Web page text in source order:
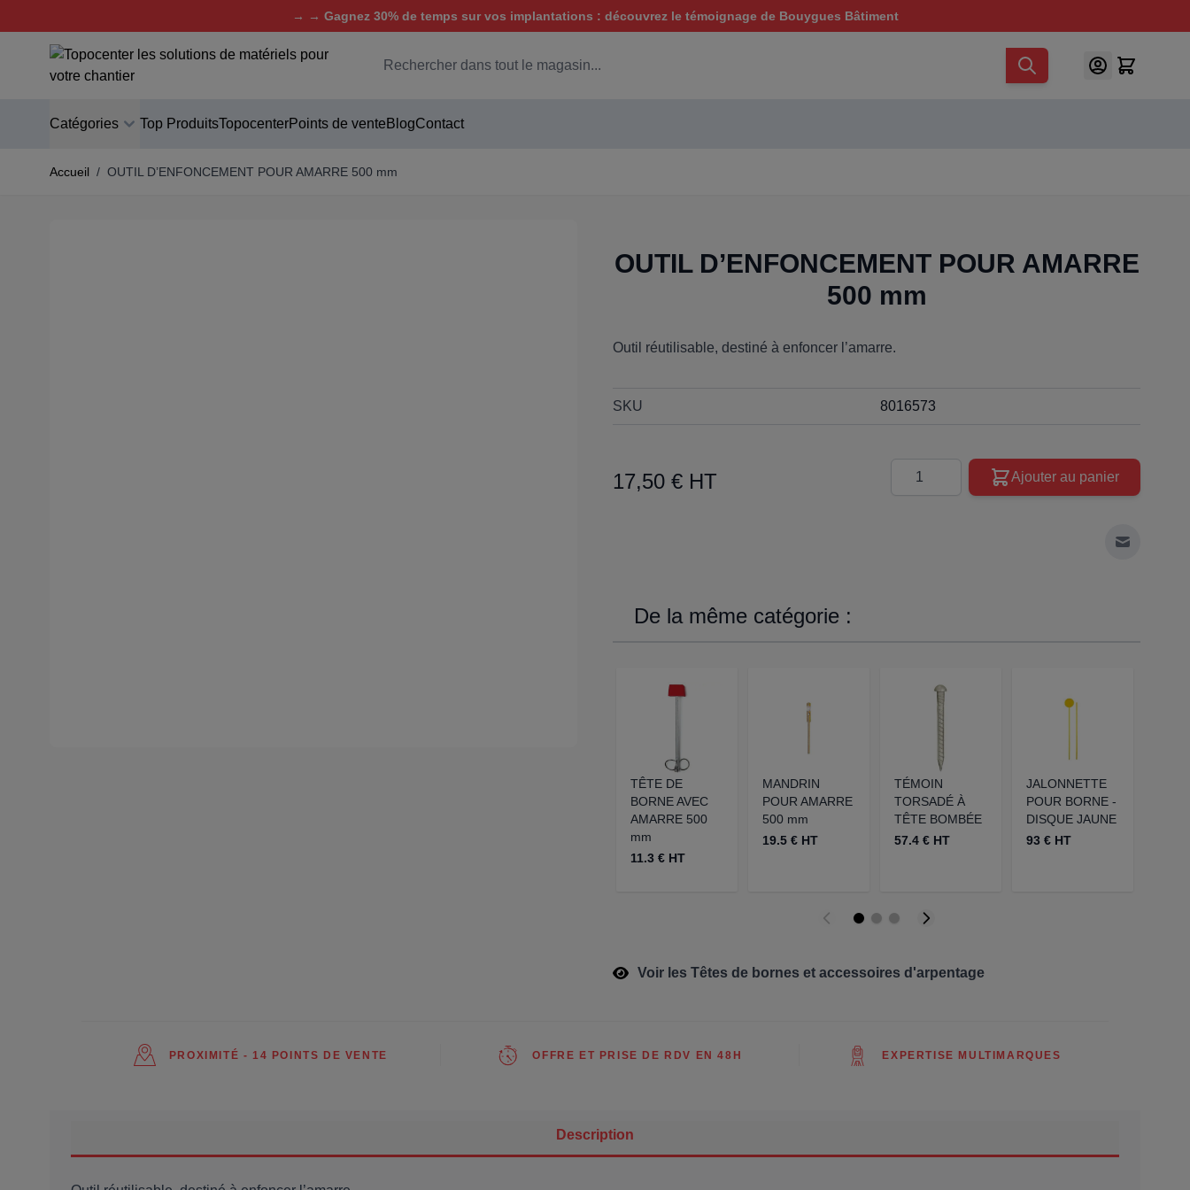
→ → Gagnez 30% de temps sur vos implantations : découvrez le témoignage de Bouygues Bâtiment
Aller au contenu
Chercher
Catégories Top ProduitsTopocenterPoints de vente BlogContact
Accueil / OUTIL D’ENFONCEMENT POUR AMARRE 500 mm
OUTIL D’ENFONCEMENT POUR AMARRE
500 mm
Outil réutilisable, destiné à enfoncer l’amarre.
SKU 8016573
17,50 € HT
Quantité
Ajouter au panier
Envoyer à
De la même catégorie :
TÊTE DE
BORNE AVEC
AMARRE 500
mm
11.3 € HT
MANDRIN
POUR AMARRE
500 mm
19.5 € HT
TÉMOIN
TORSADÉ À
TÊTE BOMBÉE
57.4 € HT
JALONNETTE
POUR BORNE -
DISQUE JAUNE
93 € HT
Voir les Têtes de bornes et accessoires d'arpentage
PROXIMITÉ - 14 POINTS DE VENTE OFFRE ET PRISE DE RDV EN 48H EXPERTISE MULTIMARQUES
Description